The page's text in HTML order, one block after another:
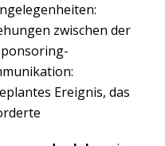
zwischen der
Ereignis, das